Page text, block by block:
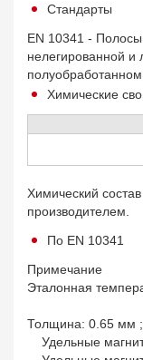
Стандарты
EN 10341 -
нелегированной и
полуобработанном
Химические
Химический
производителем.
По EN 10341
Примечание
Эталонная
Толщина: 0.65
Удельные